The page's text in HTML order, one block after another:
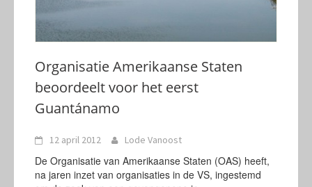
Organisatie Amerikaanse Staten
beoordeelt voor het eerst
Guantánamo
12 april 2012 Lode Vanoost
De Organisatie van Amerikaanse Staten (OAS) heeft,
na jaren inzet van organisaties in de VS, ingestemd